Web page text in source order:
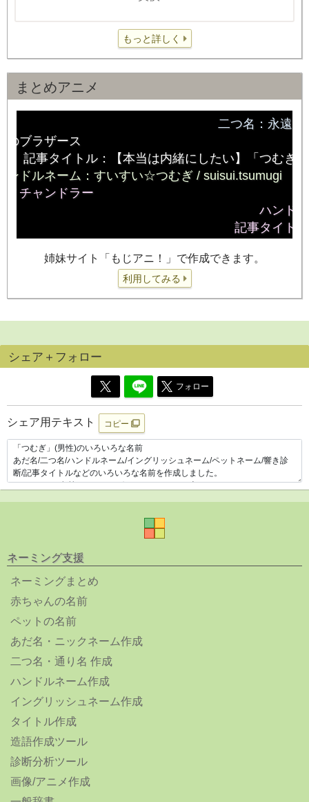
もっと詳しく
まとめアニメ
姉妹サイト「もじアニ！」で作成できます。
利用してみる
シェア＋フォロー
フォロー
シェア用テキスト コピー
ネーミング支援
ネーミングまとめ
赤ちゃんの名前
ペットの名前
あだ名・ニックネーム作成
二つ名・通り名 作成
ハンドルネーム作成
イングリッシュネーム作成
タイトル作成
造語作成ツール
診断分析ツール
画像/アニメ作成